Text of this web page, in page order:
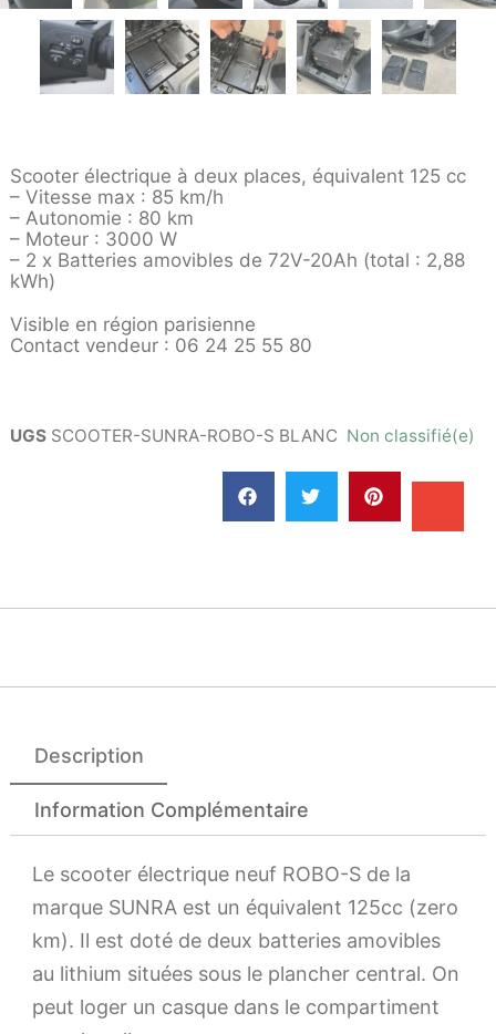
Scooter électrique à deux places, équivalent 125 cc
– Vitesse max : 85 km/h
– Autonomie : 80 km
– Moteur : 3000 W
– 2 x Batteries amovibles de 72V-20Ah (total : 2,88
kWh)
Visible en région parisienne
Contact vendeur : 06 24 25 55 80
UGS SCOOTER-SUNRA-ROBO-S BLANC Non classifié(e)
Description
Information Complémentaire
Le scooter électrique neuf ROBO-S de la
marque SUNRA est un équivalent 125cc (zero
km). Il est doté de deux batteries amovibles
au lithium situées sous le plancher central. On
peut loger un casque dans le compartiment